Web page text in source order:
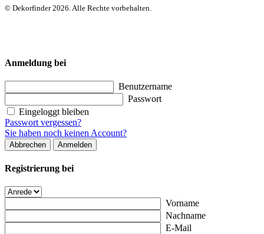
© Dekorfinder 2026. Alle Rechte vorbehalten.
Anmeldung bei
Benutzername
Passwort
Eingeloggt bleiben
Passwort vergessen?
Sie haben noch keinen Account?
Abbrechen Anmelden
Registrierung bei
Vorname
Nachname
E-Mail